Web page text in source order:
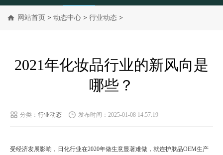
网站首页 > 动态中心 > 行业动态 >
2021年化妆品行业的新风向是
哪些？
分类： 行业动态 发布时间：2025-01-08 14:57:19
受经济发展影响，日化行业在2020年做生意显著难做，就连护肤品OEM生产